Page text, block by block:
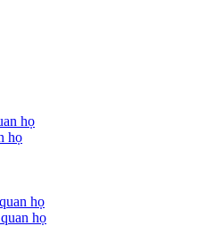
họ
họ
họ
họ